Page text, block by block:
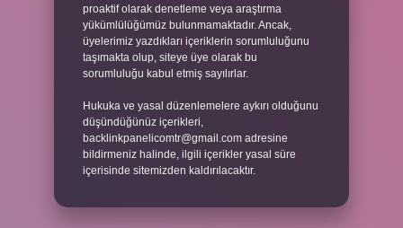
proaktif olarak denetleme veya araştırma
yükümlülüğümüz bulunmamaktadır. Ancak,
üyelerimiz yazdıkları içeriklerin sorumluluğunu
taşımakta olup, siteye üye olarak bu
sorumluluğu kabul etmiş sayılırlar.
Hukuka ve yasal düzenlemelere aykırı olduğunu
düşündüğünüz içerikleri,
backlinkpanelicomtr@gmail.com adresine
bildirmeniz halinde, ilgili içerikler yasal süre
içerisinde sitemizden kaldırılacaktır.